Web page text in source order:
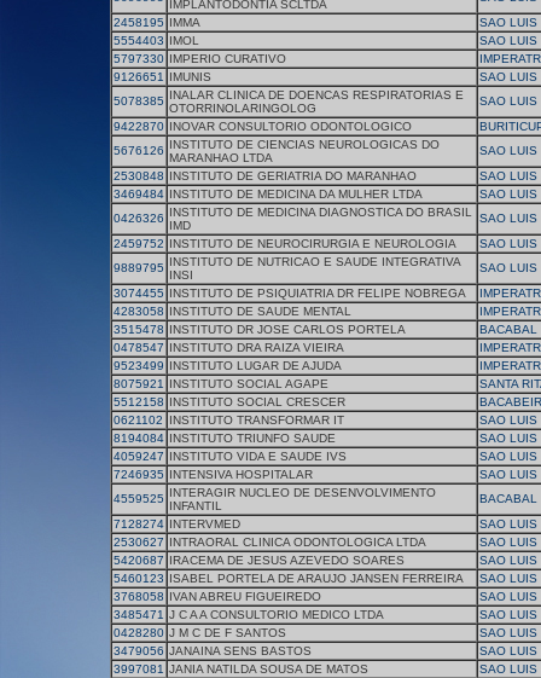
IMPLANTODONTIA SCLTDA
2458195 IMMA
SAO LUIS
5554403 IMOL
SAO LUIS
5797330 IMPERIO CURATIVO
9126651
IMUNIS
SAO LUIS
5078385 INALAR CLINICA DE DOENCAS RESPIRATORIAS E
OTORRINOLARINGOLOG
SAO LUIS
9422870 INOVAR CONSULTORIO ODONTOLOGICO
5676126 INSTITUTO DE CIENCIAS NEUROLOGICAS DO
MARANHAO LTDA
SAO LUIS
2530848 INSTITUTO DE GERIATRIA DO MARANHAO
SAO LUIS
3469484 INSTITUTO DE MEDICINA DA MULHER LTDA
SAO LUIS
0426326 INSTITUTO DE MEDICINA DIAGNOSTICA DO BRASIL
IMD
SAO LUIS
2459752 INSTITUTO DE NEUROCIRURGIA E NEUROLOGIA
SAO LUIS
9889795 INSTITUTO DE NUTRICAO E SAUDE INTEGRATIVA
INSI
SAO LUIS
3074455 INSTITUTO DE PSIQUIATRIA DR FELIPE NOBREGA
4283058 INSTITUTO DE SAUDE MENTAL
3515478 INSTITUTO DR JOSE CARLOS PORTELA
BACABAL
0478547 INSTITUTO DRA RAIZA VIEIRA
9523499 INSTITUTO LUGAR DE AJUDA
8075921
INSTITUTO SOCIAL AGAPE
SANTA
5512158 INSTITUTO SOCIAL CRESCER
0621102
INSTITUTO TRANSFORMAR IT
SAO LUIS
8194084 INSTITUTO TRIUNFO SAUDE
SAO LUIS
4059247 INSTITUTO VIDA E SAUDE IVS
SAO LUIS
7246935 INTENSIVA HOSPITALAR
SAO LUIS
4559525 INTERAGIR NUCLEO DE DESENVOLVIMENTO
INFANTIL
BACABAL
7128274 INTERVMED
SAO LUIS
2530627 INTRAORAL CLINICA ODONTOLOGICA LTDA
SAO LUIS
5420687 IRACEMA DE JESUS AZEVEDO SOARES
SAO LUIS
5460123 ISABEL PORTELA DE ARAUJO JANSEN FERREIRA
SAO LUIS
3768058 IVAN ABREU FIGUEIREDO
SAO LUIS
3485471 J C A A CONSULTORIO MEDICO LTDA
SAO LUIS
0428280 J M C DE F SANTOS
SAO LUIS
3479056 JANAINA SENS BASTOS
SAO LUIS
3997081 JANIA NATILDA SOUSA DE MATOS SAO LUIS